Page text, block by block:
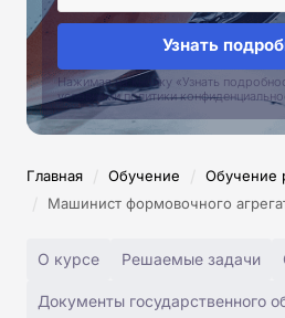
Узнать
Нажимая на кнопку «Узнать
условиями политики
Главная / Обучение / Обучение
/ Машинист формовочного
О курсе Решаемые задачи
Документы государственного